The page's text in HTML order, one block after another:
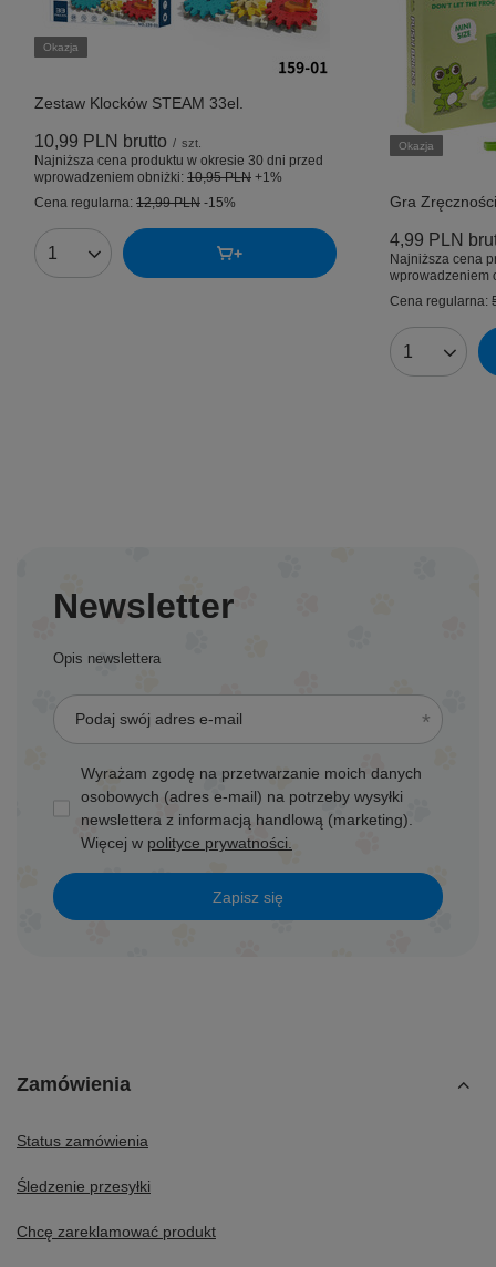
Okazja
Zestaw Klocków STEAM 33el.
10,99 PLN brutto / szt.
Najniższa cena produktu w okresie 30 dni przed
wprowadzeniem obniżki: 10,95 PLN +1%
Cena regularna: 12,99 PLN -15%
Ilość produktów
Okazja
Gra
4,99 PLN
Najniższa cena
wprowadzeniem
Cena regularna:
Ilość
Newsletter
Opis newslettera
Podaj swój adres e-mail
Wyrażam zgodę na przetwarzanie moich danych
osobowych (adres e-mail) na potrzeby wysyłki
newslettera z informacją handlową (marketing).
Więcej w polityce prywatności.
Zapisz się
Zamówienia
Status zamówienia
Śledzenie przesyłki
Chcę zareklamować produkt